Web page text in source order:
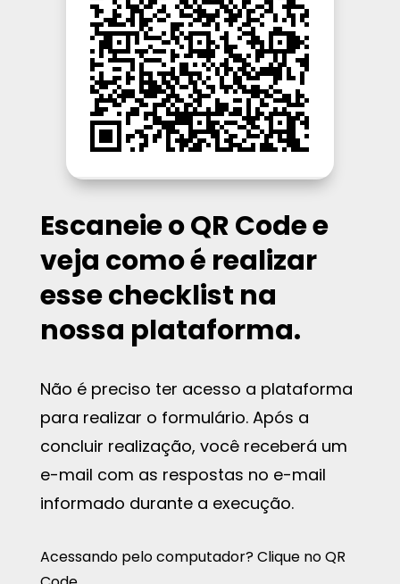
Escaneie o QR Code e
veja como é realizar
esse checklist na
nossa plataforma.
Não é preciso ter acesso a plataforma
para realizar o formulário. Após a
concluir realização, você receberá um
e-mail com as respostas no e-mail
informado durante a execução.
Acessando pelo computador? Clique no QR